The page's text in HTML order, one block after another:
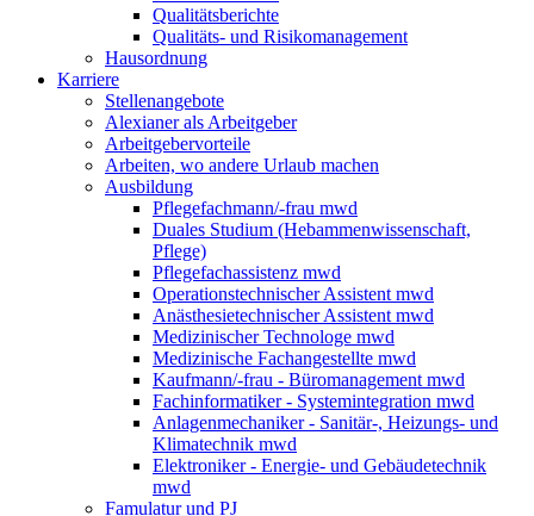
Qualitätsberichte
Qualitäts- und Risikomanagement
Hausordnung
Karriere
Stellenangebote
Alexianer als Arbeitgeber
Arbeitgebervorteile
Arbeiten, wo andere Urlaub machen
Ausbildung
Pflegefachmann/-frau mwd
Duales Studium (Hebammenwissenschaft,
Pflege)
Pflegefachassistenz mwd
Operationstechnischer Assistent mwd
Anästhesietechnischer Assistent mwd
Medizinischer Technologe mwd
Medizinische Fachangestellte mwd
Kaufmann/-frau - Büromanagement mwd
Fachinformatiker - Systemintegration mwd
Anlagenmechaniker - Sanitär-, Heizungs- und
Klimatechnik mwd
Elektroniker - Energie- und Gebäudetechnik
mwd
Famulatur und PJ